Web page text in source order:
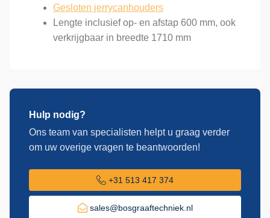
Gesloten jerrycanhouders
Lengte inclusief op- en afstap 600 mm, ook
verkrijgbaar in breedte 1710 mm
Hulp nodig?
Ons team van specialisten helpt u graag verder
om uw overige vragen te beantwoorden!
+31 513 417 374
sales@bosgraaftechniek.nl